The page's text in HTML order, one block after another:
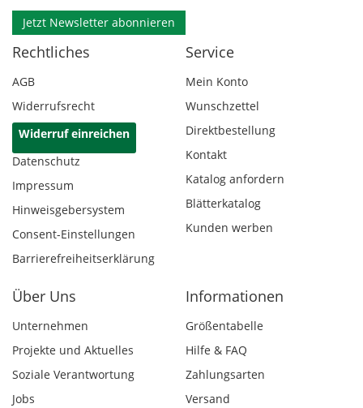
Jetzt Newsletter abonnieren
Rechtliches
AGB
Widerrufsrecht
Widerruf einreichen
Datenschutz
Impressum
Hinweisgebersystem
Consent-Einstellungen
Barrierefreiheitserklärung
Service
Mein Konto
Wunschzettel
Direktbestellung
Kontakt
Katalog anfordern
Blätterkatalog
Kunden werben
Über Uns
Unternehmen
Projekte und Aktuelles
Soziale Verantwortung
Jobs
Informationen
Größentabelle
Hilfe & FAQ
Zahlungsarten
Versand